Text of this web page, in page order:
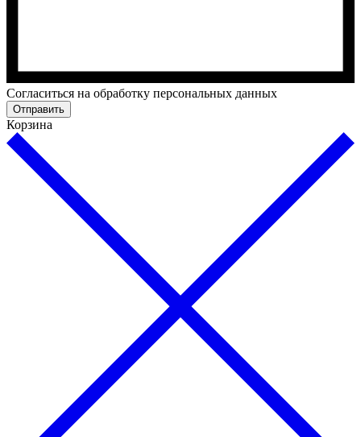
Cогласиться на обработку персональных данных
Отправить
Корзина